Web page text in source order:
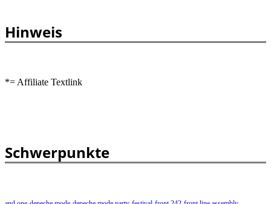
Hinweis
*= Affiliate Textlink
Schwerpunkte